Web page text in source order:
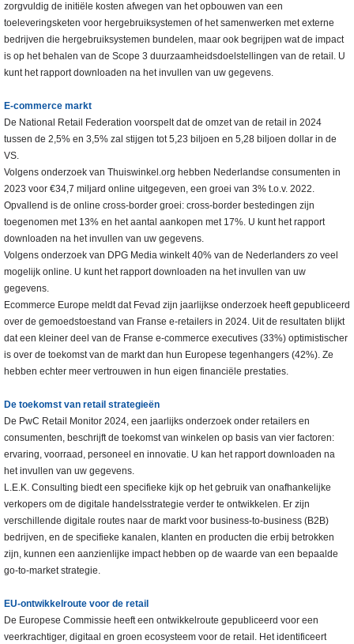
zorgvuldig de initiële kosten afwegen van het opbouwen van een
toeleveringsketen voor hergebruiksystemen of het samenwerken met externe
bedrijven die hergebruiksystemen bundelen, maar ook begrijpen wat de impact
is op het behalen van de Scope 3 duurzaamheidsdoelstellingen van de retail. U
kunt het rapport downloaden na het invullen van uw gegevens.
E-commerce markt
De National Retail Federation voorspelt dat de omzet van de retail in 2024
tussen de 2,5% en 3,5% zal stijgen tot 5,23 biljoen en 5,28 biljoen dollar in de
VS.
Volgens onderzoek van Thuiswinkel.org hebben Nederlandse consumenten in
2023 voor €34,7 miljard online uitgegeven, een groei van 3% t.o.v. 2022.
Opvallend is de online cross-border groei: cross-border bestedingen zijn
toegenomen met 13% en het aantal aankopen met 17%. U kunt het rapport
downloaden na het invullen van uw gegevens.
Volgens onderzoek van DPG Media winkelt 40% van de Nederlanders zo veel
mogelijk online. U kunt het rapport downloaden na het invullen van uw
gegevens.
Ecommerce Europe meldt dat Fevad zijn jaarlijkse onderzoek heeft gepubliceerd
over de gemoedstoestand van Franse e-retailers in 2024. Uit de resultaten blijkt
dat een kleiner deel van de Franse e-commerce executives (33%) optimistischer
is over de toekomst van de markt dan hun Europese tegenhangers (42%). Ze
hebben echter meer vertrouwen in hun eigen financiële prestaties.
De toekomst van retail strategieën
De PwC Retail Monitor 2024, een jaarlijks onderzoek onder retailers en
consumenten, beschrijft de toekomst van winkelen op basis van vier factoren:
ervaring, voorraad, personeel en innovatie. U kan het rapport downloaden na
het invullen van uw gegevens.
L.E.K. Consulting biedt een specifieke kijk op het gebruik van onafhankelijke
verkopers om de digitale handelsstrategie verder te ontwikkelen. Er zijn
verschillende digitale routes naar de markt voor business-to-business (B2B)
bedrijven, en de specifieke kanalen, klanten en producten die erbij betrokken
zijn, kunnen een aanzienlijke impact hebben op de waarde van een bepaalde
go-to-market strategie.
EU-ontwikkelroute voor de retail
De Europese Commissie heeft een ontwikkelroute gepubliceerd voor een
veerkrachtiger, digitaal en groen ecosysteem voor de retail. Het identificeert